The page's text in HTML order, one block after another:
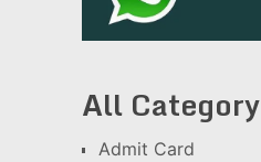
All Category
Admit Card